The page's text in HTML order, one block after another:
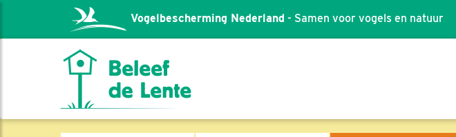
Vogelbescherming Nederland - Samen voor vogels en natuur